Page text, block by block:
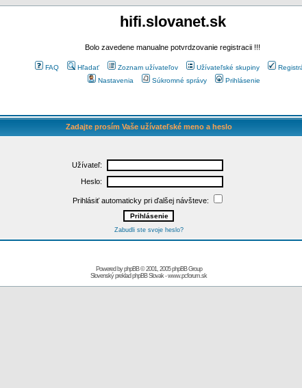
hifi.slovanet.sk
Bolo zavedene manualne potvrdzovanie registracii !!!
FAQ Hľadať Zoznam užívateľov Užívateľské skupiny
Nastavenia
Súkromné správy Prihlásenie
Zadajte prosím Vaše užívateľské meno a heslo
Užívateľ:
Heslo:
Prihlásiť automaticky pri ďalšej návšteve:
Zabudli ste svoje heslo?
Powered byphpBB© 2001, 2005 phpBB Group
Slovenský preklad phpBB Slovak-www.pcforum.sk